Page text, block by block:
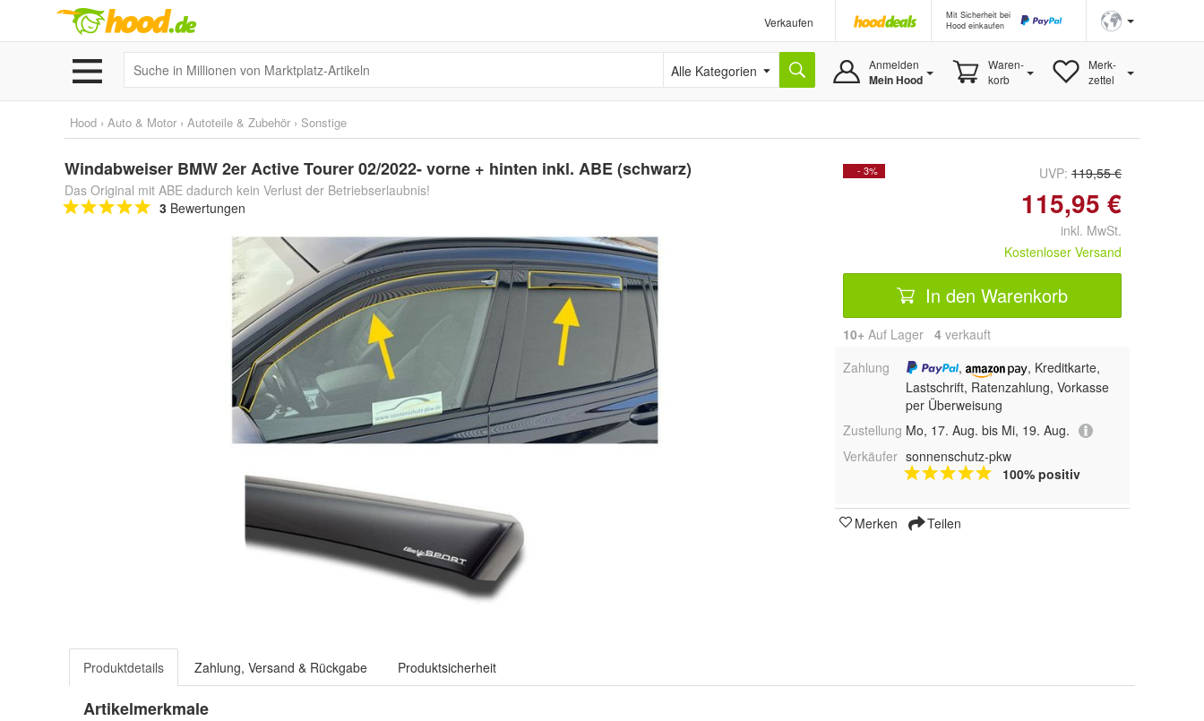
Verkaufen
Mit Sicherheit bei
Hood einkaufen
Alle Kategorien Anmelden
Mein Hood
Waren-
korb
Merk-
zettel
Hood › Auto & Motor › Autoteile & Zubehör › Sonstige
Windabweiser BMW 2er Active Tourer 02/2022- vorne + hinten inkl. ABE (schwarz)
Das Original mit ABE dadurch kein Verlust der Betriebserlaubnis!
3 Bewertungen
- 3% UVP: 119,55 €
115,95 €
inkl. MwSt.
Kostenloser Versand
In den Warenkorb
10+ Auf Lager 4 verkauft
Zahlung
,
, Kreditkarte,
Lastschrift, Ratenzahlung, Vorkasse
per Überweisung
Zustellung Mo, 17. Aug. bis Mi, 19. Aug.
Verkäufer sonnenschutz-pkw
100% positiv
Merken Teilen
Produktdetails Zahlung, Versand & Rückgabe Produktsicherheit
Artikelmerkmale